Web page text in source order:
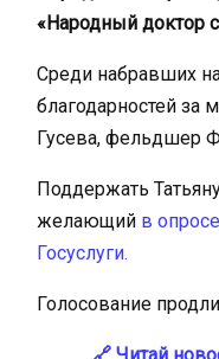
«Народный доктор
Среди набравших
благодарностей за
Гусева, фельдшер
Поддержать
желающий в
Госуслуги.
Голосование